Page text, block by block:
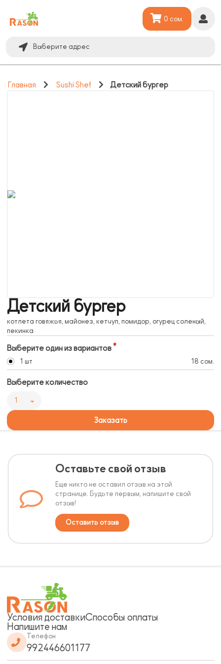
Выберите адрес
0 сом.
Главная Sushi Shef Детский бургер
Детский бургер
котлета говяжья, майонез, кетчуп, помидор, огурец соленый,
пекинка
Выберите один из вариантов
1 шт 18 сом.
Выберите количество
1
Заказать
Оставьте свой отзыв
Еще никто не оставил отзыв на этой
странице. Будьте первым, напишите свой
отзыв!
Оставить отзыв
Условия доставкиСпособы оплаты
Напишите нам
Телефон
992446601177